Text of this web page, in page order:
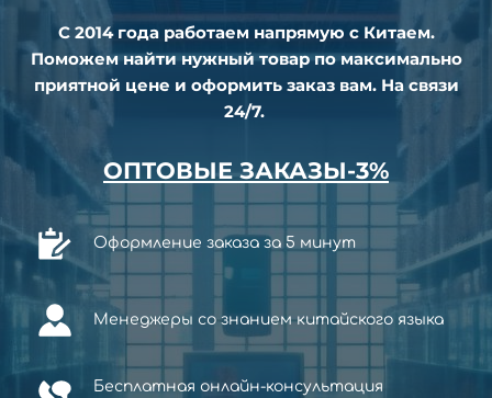
С 2014 года работаем напрямую с Китаем.
Поможем найти нужный товар по максимально
приятной цене и оформить заказ вам. На связи
24/7.
ОПТОВЫЕ ЗАКАЗЫ-3%
Оформление заказа за 5 минут
Менеджеры со знанием китайского языка
Бесплатная онлайн-консультация